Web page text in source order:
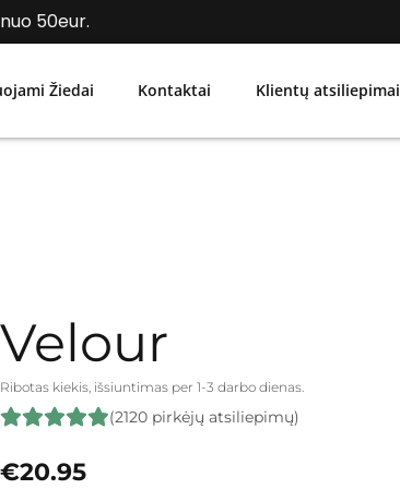
50eur.
už 2.
Žiedai Kontaktai Klientų atsiliepimai
Velour
Ribotas kiekis, išsiuntimas per 1-3 darbo dienas.
(2120 pirkėjų atsiliepimų)
€20.95